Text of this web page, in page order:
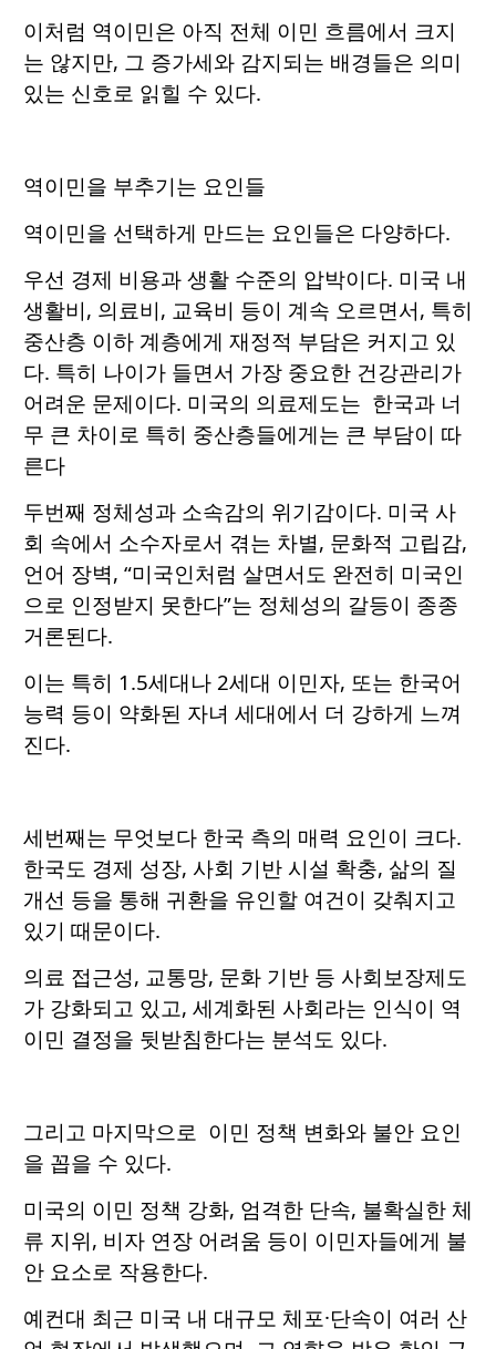
이처럼 역이민은 아직 전체 이민 흐름에서 크지
는 않지만, 그 증가세와 감지되는 배경들은 의미
있는 신호로 읽힐 수 있다.
역이민을 부추기는 요인들
역이민을 선택하게 만드는 요인들은 다양하다.
우선 경제 비용과 생활 수준의 압박이다. 미국 내
생활비, 의료비, 교육비 등이 계속 오르면서, 특히
중산층 이하 계층에게 재정적 부담은 커지고 있
다. 특히 나이가 들면서 가장 중요한 건강관리가
어려운 문제이다. 미국의 의료제도는 한국과 너
무 큰 차이로 특히 중산층들에게는 큰 부담이 따
른다
두번째 정체성과 소속감의 위기감이다. 미국 사
회 속에서 소수자로서 겪는 차별, 문화적 고립감,
언어 장벽, “미국인처럼 살면서도 완전히 미국인
으로 인정받지 못한다”는 정체성의 갈등이 종종
거론된다.
이는 특히 1.5세대나 2세대 이민자, 또는 한국어
능력 등이 약화된 자녀 세대에서 더 강하게 느껴
진다.
세번째는 무엇보다 한국 측의 매력 요인이 크다.
한국도 경제 성장, 사회 기반 시설 확충, 삶의 질
개선 등을 통해 귀환을 유인할 여건이 갖춰지고
있기 때문이다.
의료 접근성, 교통망, 문화 기반 등 사회보장제도
가 강화되고 있고, 세계화된 사회라는 인식이 역
이민 결정을 뒷받침한다는 분석도 있다.
그리고 마지막으로 이민 정책 변화와 불안 요인
을 꼽을 수 있다.
미국의 이민 정책 강화, 엄격한 단속, 불확실한 체
류 지위, 비자 연장 어려움 등이 이민자들에게 불
안 요소로 작용한다.
예컨대 최근 미국 내 대규모 체포·단속이 여러 산